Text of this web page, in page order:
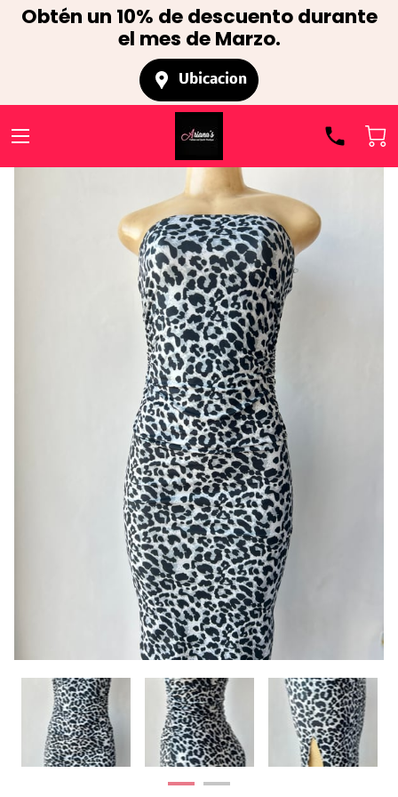
Obtén un 10% de descuento durante
el mes de Marzo.
Ubicacion